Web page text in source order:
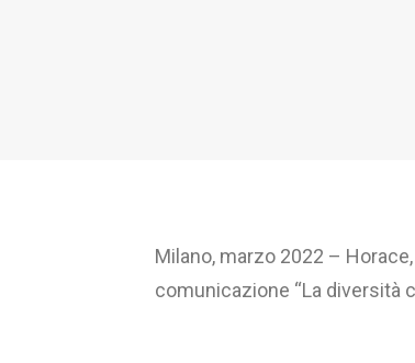
Milano, marzo 2022 –
comunicazione “La diversità